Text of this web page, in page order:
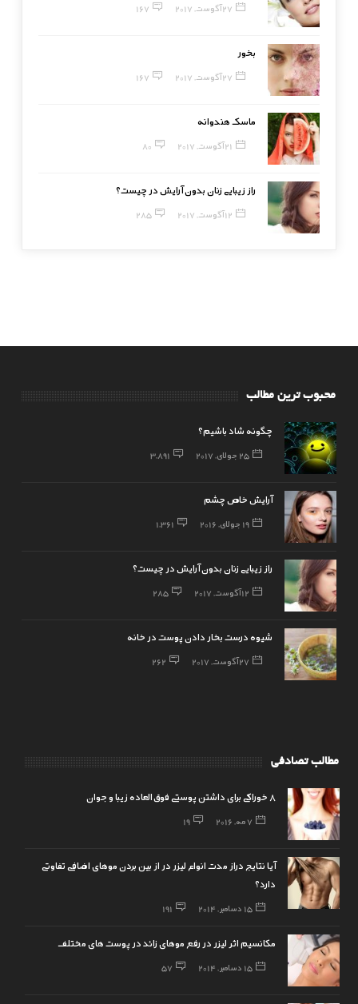
27 آگوست, 2017 167
بخور
27 آگوست, 2017 167
ماسک هندوانه
21 آگوست, 2017 80
راز زیبایی زنان بدون آرایش در چیست؟
12 آگوست, 2017 285
محبوب ترین مطالب
چگونه شاد باشیم؟
25 جولای, 2017 3,891
آرایش خاص چشم
19 جولای, 2016 1,361
راز زیبایی زنان بدون آرایش در چیست؟
12 آگوست, 2017 285
شیوه درست بخار دادن پوست در خانه
27 آگوست, 2017 262
مطالب تصادفی
8 خوراکی برای داشتن پوستی فوق‌العاده زیبا و جوان
7 مه, 2016 19
آیا نتایج دراز مدت انواع لیزر در از بین بردن موهای اضافی تفاوتی
دارد؟
15 دسامبر, 2014 191
مکانسیم اثر لیزر در رفع موهای زائد در پوست های مختلف
15 دسامبر, 2014 57